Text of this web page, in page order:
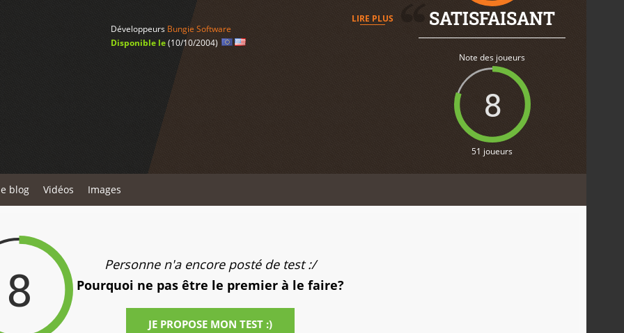
LIRE PLUS
Développeurs Bungie Software
Disponible le(10/10/2004)
SATISFAISANT
Note des joueurs
8
51 joueurs
blog Vidéos Images
8
Personne n'a encore posté de test :/
Pourquoi ne pas être le premier à le faire?
JE PROPOSE MON TEST :)